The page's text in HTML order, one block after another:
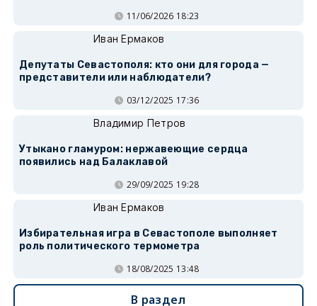
11/06/2026 18:23
Иван Ермаков
Депутаты Севастополя: кто они для города —
представители или наблюдатели?
03/12/2025 17:36
Владимир Петров
Утыкано гламуром: нержавеющие сердца
появились над Балаклавой
29/09/2025 19:28
Иван Ермаков
Избирательная игра в Севастополе выполняет
роль политического термометра
18/08/2025 13:48
В раздел